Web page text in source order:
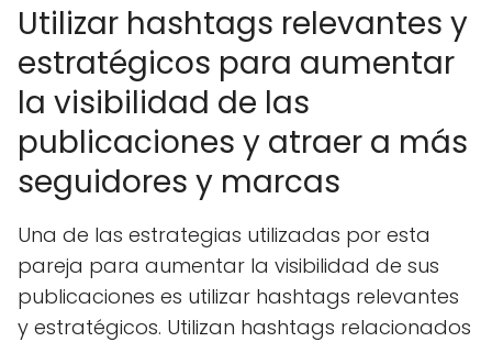
Utilizar hashtags relevantes y
estratégicos para aumentar
la visibilidad de las
publicaciones y atraer a más
seguidores y marcas
Una de las estrategias utilizadas por esta
pareja para aumentar la visibilidad de sus
publicaciones es utilizar hashtags relevantes
y estratégicos. Utilizan hashtags relacionados